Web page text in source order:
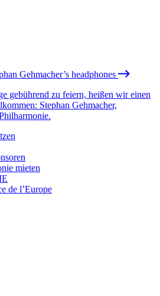
Gehmacher’s headphones
gebührend zu feiern, heißen wir einen
Stephan Gehmacher,
mieten
de l’Europe